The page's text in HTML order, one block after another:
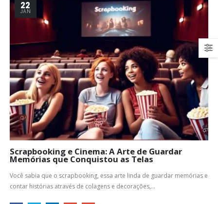
22
JAN
Scrapbooking e Cinema: A Arte de Guardar
Memórias que Conquistou as Telas
Você sabia que o scrapbooking, essa arte linda de guardar memórias e
contar histórias através de colagens e decorações,...